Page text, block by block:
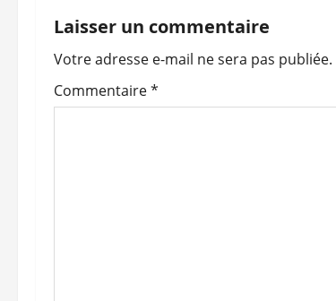
g
a
t
Laisser un commentaire
Votre adresse e-mail ne sera pas publiée.
Commentaire*